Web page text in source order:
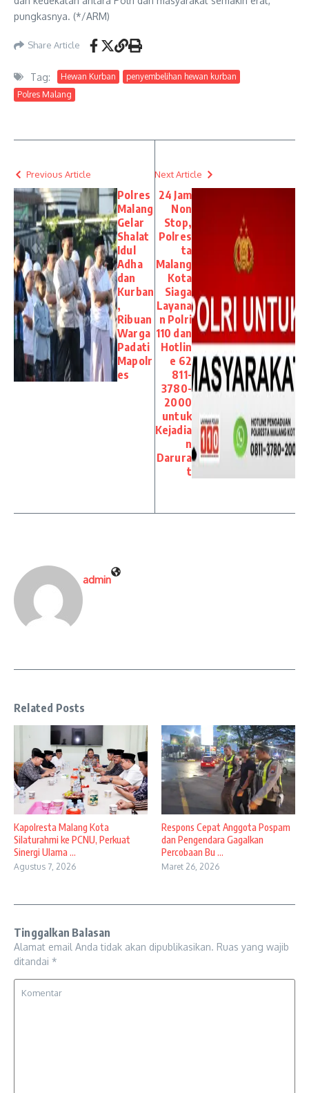
pungkasnya. (*/ARM)
Share Article
Tag: Hewan Kurban
penyembelihan hewan kurban
Polres Malang
Previous Article
Polres
Malang
Gelar
Shalat
Idul
Adha
dan
Kurban
,
Ribuan
Warga
Padati
Mapolr
es
Next Article
24 Jam
Non
Stop,
Polres
ta
Malang
Kota
Siaga
Layana
n Polri
110 dan
Hotlin
e 62
811-
3780-
2000
untuk
Kejadia
n
Darura
t
admin
Related Posts
Kapolresta Malang Kota
Silaturahmi ke PCNU, Perkuat
Sinergi Ulama ...
Agustus 7, 2026
Respons Cepat Anggota Pospam
dan Pengendara Gagalkan
Percobaan Bu ...
Maret 26, 2026
Tinggalkan Balasan
Alamat email Anda tidak akan dipublikasikan. Ruas yang wajib
ditandai *